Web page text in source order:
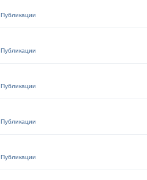
Публикации
Публикации
Публикации
Публикации
Публикации